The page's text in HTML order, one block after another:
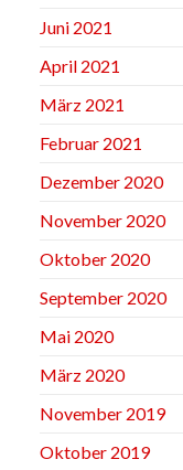
Juni 2021
April 2021
März 2021
Februar 2021
Dezember 2020
November 2020
Oktober 2020
September 2020
Mai 2020
März 2020
November 2019
Oktober 2019